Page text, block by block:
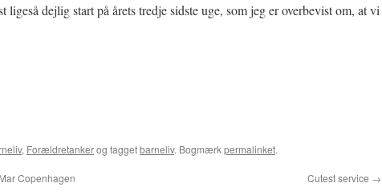
ligeså dejlig start på årets tredje sidste uge, som jeg er overbevist om, at vi
, Forældretankerog taggetbarneliv. Bogmærkpermalinket.
Copenhagen Cutest service →